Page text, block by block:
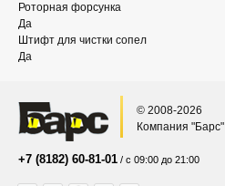
Роторная форсунка
Да
Штифт для чистки сопел
Да
© 2008-2026
Компания "Барс"
+7 (8182) 60-81-01 / с 09:00 до 21:00